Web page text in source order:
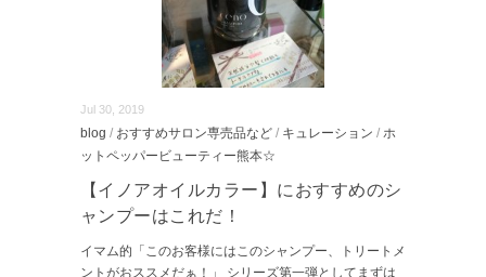
Jul 30, 2019
blog / おすすめサロン専売品など / キュレーション / ホ
ットペッパービューティー熊本☆
【イノアオイルカラー】におすすめのシ
ャンプーはこれだ！
イマム的「このお客様にはこのシャンプー、トリートメ
ントがおススメだぁ！」 シリーズ第一弾としてまずは